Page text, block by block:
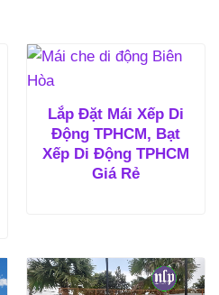
Lắp Đặt Mái Xếp Di
Động TPHCM, Bạt
Xếp Di Động TPHCM
Giá Rẻ